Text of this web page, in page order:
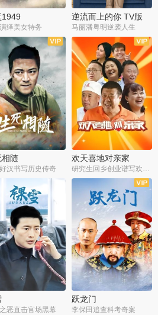
1949
绎美女特务
逆流而上的你 TV版
马丽潘粤明逆袭人生
相随
汉书写历史传奇
全35集
欢天喜地对亲家
恶直击官场黑幕
全30集
跃龙门
李保田追查科考奇案